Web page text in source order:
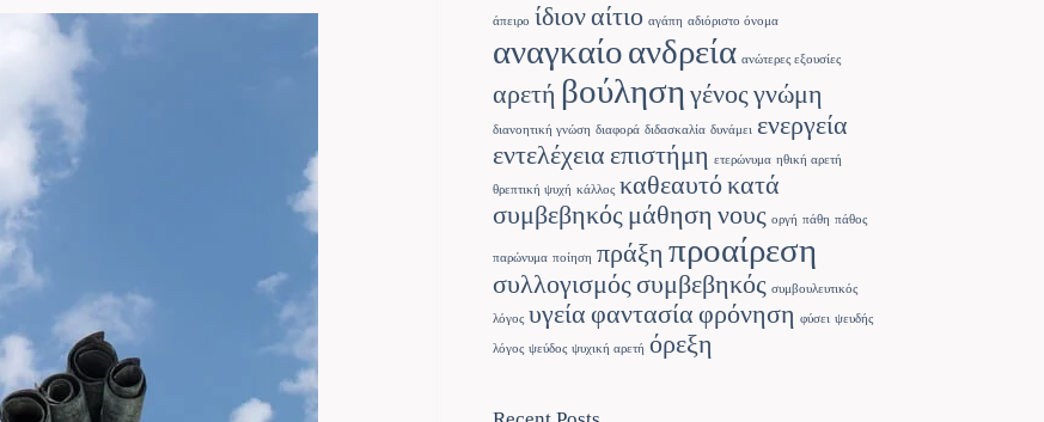
άπειρο ίδιοναίτιο αγάπη αδιόριστο όνομα
αναγκαίοανδρεία ανώτερες εξουσίες
αρετή βούληση γένος γνώμη
διανοητική γνώση διαφορά διδασκαλία δυνάμει ενεργεία
εντελέχεια επιστήμη ετερώνυμα ηθική αρετή
θρεπτική ψυχή κάλλος καθεαυτόκατά
συμβεβηκός μάθηση νους οργή πάθη πάθος
παρώνυμα ποίηση πράξη προαίρεση
συλλογισμός συμβεβηκός συμβουλευτικός
λόγος υγεία φαντασία φρόνηση φύσει ψευδής
λόγος ψεύδος ψυχική αρετή όρεξη